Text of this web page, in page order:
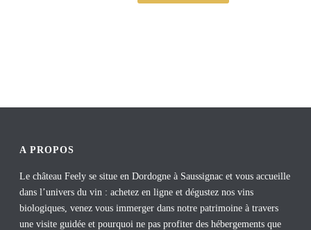
A PROPOS
Le château Feely se situe en Dordogne à Saussignac et vous accueille
dans l’univers du vin : achetez en ligne et dégustez nos vins
biologiques, venez vous immerger dans notre patrimoine à travers
une visite guidée et pourquoi ne pas profiter des hébergements que